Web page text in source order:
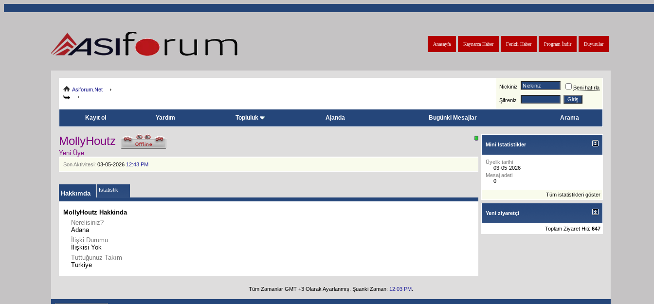
Duyurular
Program İndir
Ferizli Haber
Kaynarca Haber
Anasayfa
Asiforum.Net Nickiniz Beni hatırla
Şifreniz
Kayıt ol Yardım Topluluk Ajanda Bugünki Mesajlar Arama
MollyHoutz
Yeni Üye
Son Aktivitesi: 03-05-2026 12:43 PM
Hakkımda İstatistik
MollyHoutz Hakkinda
Nerelisiniz?
Adana
İlişki Durumu
İlişkisi Yok
Tuttuğunuz Takım
Turkiye
Mini Istatistikler
Üyelik tarihi
03-05-2026
Mesaj adeti
0
Tüm istatistikleri göster
Yeni ziyaretçi
Toplam Ziyaret Hiti: 647
Tüm Zamanlar GMT +3 Olarak Ayarlanmış. Şuanki Zaman: 12:03 PM